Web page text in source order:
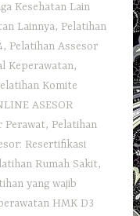
Kesehatan Lain
Lainnya, Pelatihan
, Pelatihan Assesor
Keperawatan,
Komite
ASESOR
Perawat, Pelatihan
Resertifikasi
Rumah Sakit,
yang wajib
HMK D3